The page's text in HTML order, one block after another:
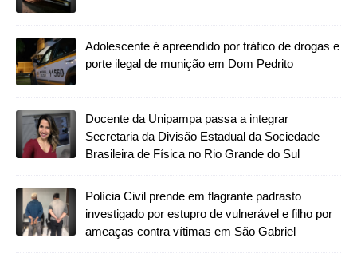
Adolescente é apreendido por tráfico de drogas e
porte ilegal de munição em Dom Pedrito
Docente da Unipampa passa a integrar
Secretaria da Divisão Estadual da Sociedade
Brasileira de Física no Rio Grande do Sul
Polícia Civil prende em flagrante padrasto
investigado por estupro de vulnerável e filho por
ameaças contra vítimas em São Gabriel